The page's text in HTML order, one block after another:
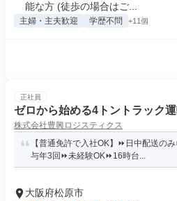
能な方 (徒歩の場合はご...
主婦・主夫歓迎 学歴不問 +11個
正社員
ゼロから始める4トントラック
株式会社豊興ロジスティクス
【普通免許で入社OK】⏩日中配送の
与年3回⏩未経験OK⏩16時台...
大阪府松原市